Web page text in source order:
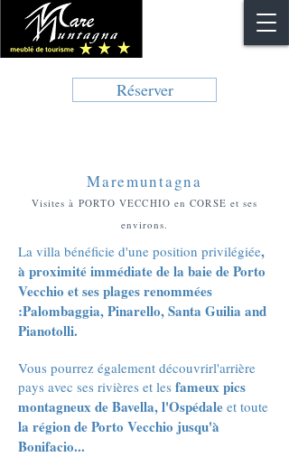
Réserver
Maremuntagna
Visites à PORTO VECCHIO en CORSE et ses
environs.
La villa bénéficie d'une position privilégiée,
à proximité immédiate de la baie de Porto
Vecchio et ses plages renommées
:Palombaggia, Pinarello, Santa Guilia and
Pianotolli.
Vous pourrez également découvrirl'arrière
pays avec ses rivières et les fameux pics
montagneux de Bavella, l'Ospédale et toute
la région de Porto Vecchio jusqu'à
Bonifacio...